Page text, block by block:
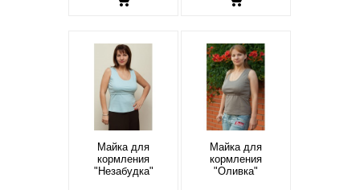
Майка для
кормления
"Незабудка"
Майка для
кормления
"Оливка"